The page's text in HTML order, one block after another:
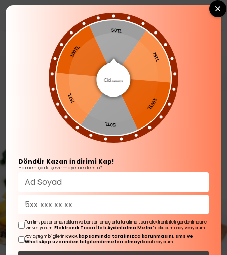
0
50TL
75TL
100TL
50TL
75TL
100TL
Döndür Kazan İndirimi Kap!
Hemen çarkı çevirmeye ne dersin?
Tanıtım, pazarlama, reklam ve benzeri amaçlarla tarafıma ticari elektronik ileti gönderilmesine
izin veriyorum.Elektronik Ticari İleti Aydınlatma Metni 'ni okudum onay veriyorum.
Paylaştığım bilgilerinKVKK kapsamında tarafınızca korunmasını, sms ve
WhatsApp üzerinden bilgilendirmeleri almayı kabul ediyorum.